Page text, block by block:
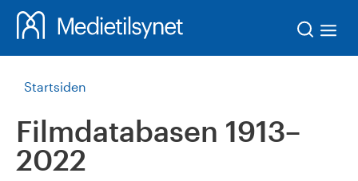
Startsiden
Filmdatabasen 1913–
2022